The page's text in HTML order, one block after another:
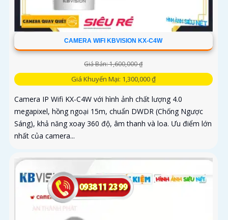
CAMERA WIFI KBVISION KX-C4W
Giá Bán: 1,600,000 ₫
Giá Khuyến Mại: 1,300,000 ₫
Camera IP Wifi KX-C4W với hình ảnh chất lượng 4.0
megapixel, hồng ngoại 15m, chuẩn DWDR (Chống Ngược
Sáng), khả năng xoay 360 độ, âm thanh và loa. Ưu điểm lớn
nhất của camera...